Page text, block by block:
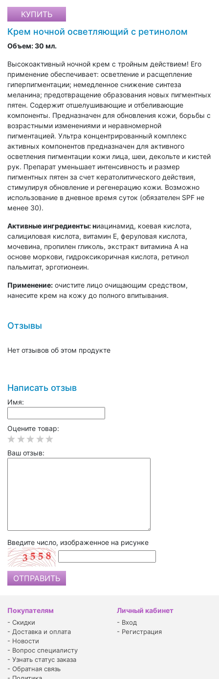
Крем ночной осветляющий с ретинолом
Объем:30 мл.
Высокоактивный ночной крем с тройным действием! Его
применение обеспечивает: осветление и расщепление
гиперпигментации; немедленное снижение синтеза
меланина; предотвращение образования новых пигментных
пятен. Содержит отшелушивающие и отбеливающие
компоненты. Предназначен для обновления кожи, борьбы с
возрастными изменениями и неравномерной
пигментацией. Ультра концентрированный комплекс
активных компонентов предназначен для активного
осветления пигментации кожи лица, шеи, декольте и кистей
рук. Препарат уменьшает интенсивность и размер
пигментных пятен за счет кератолитического действия,
стимулируя обновление и регенерацию кожи. Возможно
использование в дневное время суток (обязателен SPF не
менее 30).
Активные ингредиенты: ниацинамид, коевая кислота,
салициловая кислота, витамин Е, феруловая кислота,
мочевина, пропилен гликоль, экстракт витамина А на
основе моркови, гидроксикоричная кислота, ретинол
пальмитат, эрготионеин.
Применение: очистите лицо очищающим средством,
нанесите крем на кожу до полного впитывания.
Отзывы
Нет отзывов об этом продукте
Написать отзыв
Имя:
Оцените товар:
Ваш отзыв:
Введите число, изображенное на рисунке
Покупателям
- Скидки
- Доставка и оплата
- Новости
- Вопрос специалисту
- Узнать статус заказа
- Обратная связь
Личный кабинет
- Вход
- Регистрация